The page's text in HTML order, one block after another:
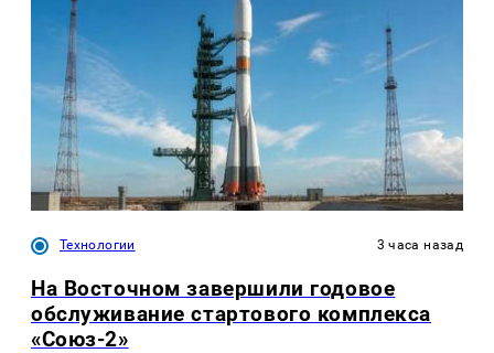
Технологии 3 часа назад
На Восточном завершили годовое
обслуживание стартового комплекса
«Союз-2»